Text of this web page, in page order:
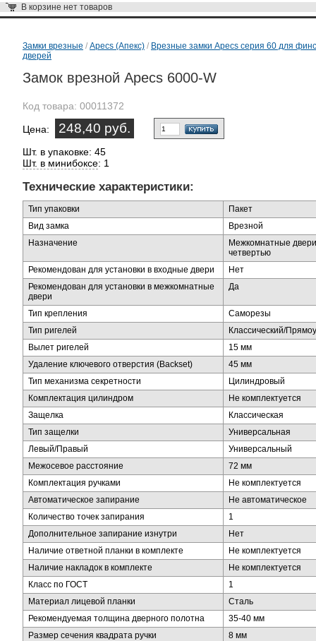
В корзине нет товаров
Замки врезные / Apecs (Апекс) / Врезные замки Apecs серия 60 для
дверей
Замок врезной Apecs 6000-W
Код товара: 00011372
Цена: 248,40 руб.
Шт. в упаковке: 45
Шт. в минибоксе: 1
Технические характеристики:
Тип упаковки
Пакет
Вид замка
Врезной
Назначение
Межкомнатные
четвертью
Рекомендован для установки в входные двери
Нет
Рекомендован для установки в межкомнатные
двери
Да
Тип крепления
Саморезы
Тип ригелей
Классический/
Вылет ригелей
15 мм
Удаление ключевого отверстия (Backset)
45 мм
Тип механизма секретности
Цилиндровый
Комплектация цилиндром
Не комплектуется
Защелка
Классическая
Тип защелки
Универсальная
Левый/Правый
Универсальный
Межосевое расстояние
72 мм
Комплектация ручками
Не комплектуется
Автоматическое запирание
Не автоматическое
Количество точек запирания
1
Дополнительное запирание изнутри
Нет
Наличие ответной планки в комплекте
Не комплектуется
Наличие накладок в комплекте
Не комплектуется
Класс по ГОСТ
1
Материал лицевой планки
Сталь
Рекомендуемая толщина дверного полотна
35-40 мм
Размер сечения квадрата ручки
8 мм